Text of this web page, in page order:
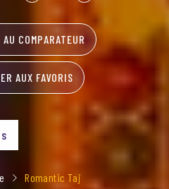
COMPARATEUR
AUX FAVORIS
Romantic Taj